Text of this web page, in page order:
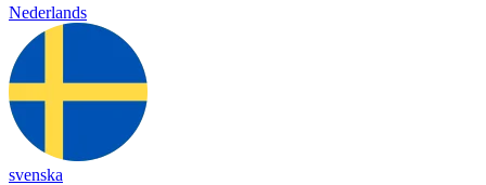
Nederlands
svenska